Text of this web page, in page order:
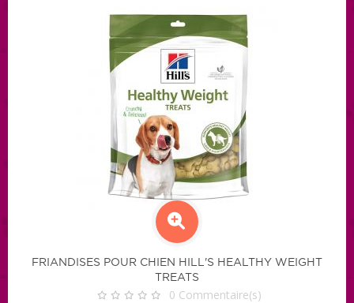
FRIANDISES POUR CHIEN HILL'S HEALTHY WEIGHT
TREATS
0 Commentaire(s)